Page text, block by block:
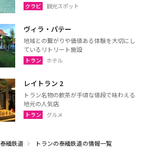
クラビ 観光スポット
ヴィラ・パテー
地域との繋がりや価値ある体験を大切にし
ているリトリート施設
トラン ホテル
レイトラン 2
トラン名物の飲茶が手頃な値段で味わえる
地元の人気店
トラン グルメ
泰緬鉄道 トランの泰緬鉄道の情報一覧